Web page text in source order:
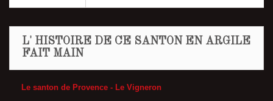
L' HISTOIRE DE CE SANTON EN ARGILE
FAIT MAIN
Le santon de Provence - Le Vigneron